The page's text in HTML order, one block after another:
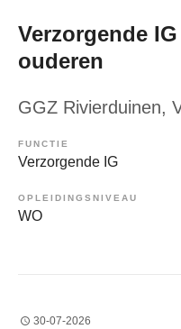
Verzorgende
ouderen
GGZ Rivierduinen,
FUNCTIE
Verzorgende IG
OPLEIDINGSNIVEAU
WO
30-07-2026